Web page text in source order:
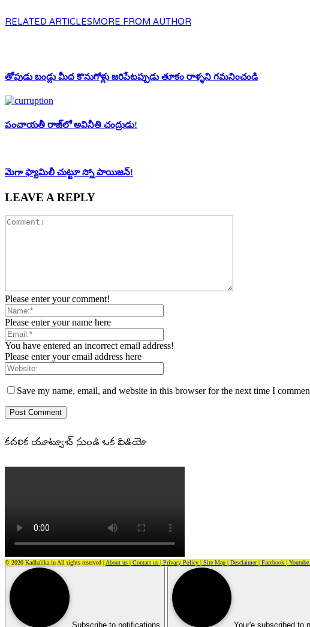
RELATED ARTICLESMORE FROM AUTHOR
తోపుడు బండ్లు మీద కొనుగోళ్లు జరిపేటప్పుడు తూకం రాళ్ళని గమనించండి
పంచాయ‌తీ రాజ్‌లో అవినీతి చంద్రుడు!
మెగా ఫ్యామిలీ చుట్టూ స్నో పాయిజ‌న్‌!
LEAVE A REPLY
Please enter your comment!
Please enter your name here
You have entered an incorrect email address!
Please enter your email address here
Save my name, email, and website in this browser for the next time I
కదలిక యూట్యూబ్ నుండి ఒక వీడియో
© 2020 Kadhalika.in All rights reserved |About us | Contact us | Privacy Policy | Site Map | Desclaimer | Facebook | Youtube
Subscribe to notifications Your'e subscribed to